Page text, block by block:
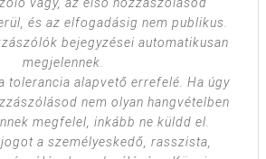
vagy, az első hozzászólásod
és az elfogadásig nem publikus.
bejegyzései automatikusan
megjelennek.
tolerancia alapvető errefelé. Ha úgy
nem olyan hangvételben
megfelel, inkább ne küldd el.
a személyeskedő, rasszista,